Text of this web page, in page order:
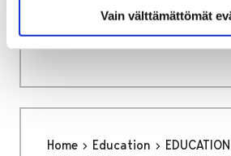
Vain välttämättömät
Other activities
Home Education
EDUCATION